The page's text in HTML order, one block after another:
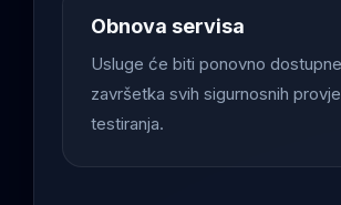
Obnova servisa
Usluge će biti ponovno
završetka svih sigurnosnih
testiranja.